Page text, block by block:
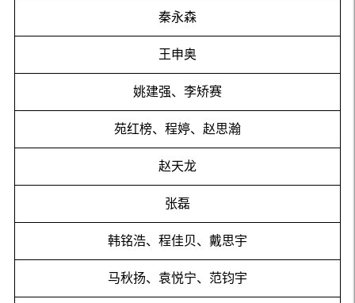
秦永森
王申奥
姚建强、李矫赛
苑红榜、程婷、赵思瀚
赵天龙
张磊
韩铭浩、程佳贝、戴思宇
马秋扬、袁悦宁、范钧宇